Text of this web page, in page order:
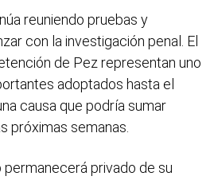
reuniendo pruebas y
con la investigación penal. El
de Pez representan uno
adoptados hasta el
causa que podría sumar
próximas semanas.
permanecerá privado de su